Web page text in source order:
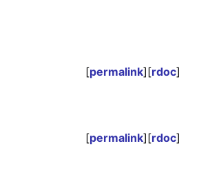
[permalink][rdoc]
[permalink][rdoc]